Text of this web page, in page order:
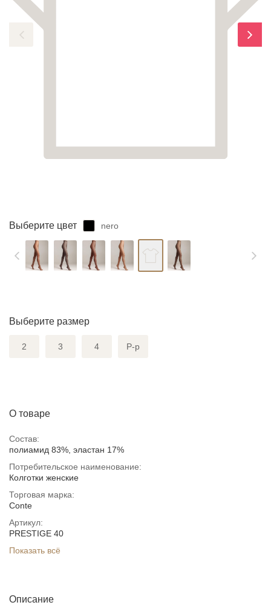
Выберите цвет nero
Выберите размер
2 3 4 Р-р
О товаре
Состав:
полиамид 83%, эластан 17%
Потребительское наименование:
Колготки женские
Торговая марка:
Conte
Артикул:
PRESTIGE 40
Показать всё
Описание